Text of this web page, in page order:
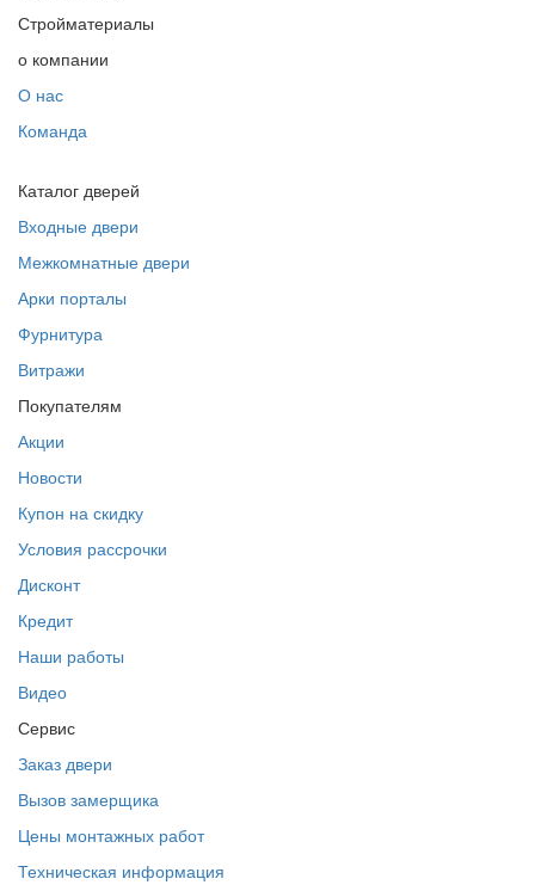
Стройматериалы
о компании
О нас
Команда
Каталог дверей
Входные двери
Межкомнатные двери
Арки порталы
Фурнитура
Витражи
Покупателям
Акции
Новости
Купон на скидку
Условия рассрочки
Дисконт
Кредит
Наши работы
Видео
Сервис
Заказ двери
Вызов замерщика
Цены монтажных работ
Техническая информация